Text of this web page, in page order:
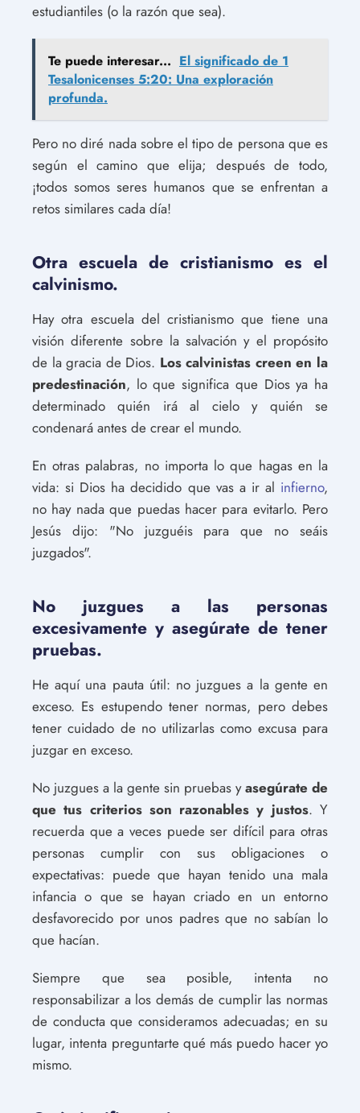
estudiantiles (o la razón que sea).
Te puede interesar... El significado de 1
Tesalonicenses 5:20: Una exploración
profunda.
Pero no diré nada sobre el tipo de persona que es
según el camino que elija; después de todo,
¡todos somos seres humanos que se enfrentan a
retos similares cada día!
Otra escuela de cristianismo es el
calvinismo.
Hay otra escuela del cristianismo que tiene una
visión diferente sobre la salvación y el propósito
de la gracia de Dios. Los calvinistas creen en la
predestinación, lo que significa que Dios ya ha
determinado quién irá al cielo y quién se
condenará antes de crear el mundo.
En otras palabras, no importa lo que hagas en la
vida: si Dios ha decidido que vas a ir al infierno,
no hay nada que puedas hacer para evitarlo. Pero
Jesús dijo: "No juzguéis para que no seáis
juzgados".
No juzgues a las personas
excesivamente y asegúrate de tener
pruebas.
He aquí una pauta útil: no juzgues a la gente en
exceso. Es estupendo tener normas, pero debes
tener cuidado de no utilizarlas como excusa para
juzgar en exceso.
No juzgues a la gente sin pruebas yasegúrate de
que tus criterios son razonables y justos. Y
recuerda que a veces puede ser difícil para otras
personas cumplir con sus obligaciones o
expectativas: puede que hayan tenido una mala
infancia o que se hayan criado en un entorno
desfavorecido por unos padres que no sabían lo
que hacían.
Siempre que sea posible, intenta no
responsabilizar a los demás de cumplir las normas
de conducta que consideramos adecuadas; en su
lugar, intenta preguntarte qué más puedo hacer yo
mismo.